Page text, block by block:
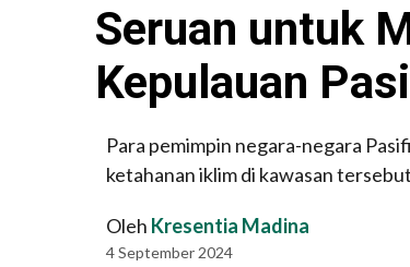
Seruan untuk
Kepulauan
Para pemimpin negara-negara
ketahanan iklim di kawasan
Oleh Kresentia Madina
4 September 2024